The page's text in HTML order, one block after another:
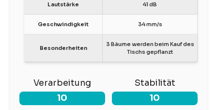
Lautstärke 41 dB
Geschwindigkeit 34 mm/s
Besonderheiten
3 Bäume werden beim Kauf des
Tischs gepflanzt
Verarbeitung
10
Stabilität
10